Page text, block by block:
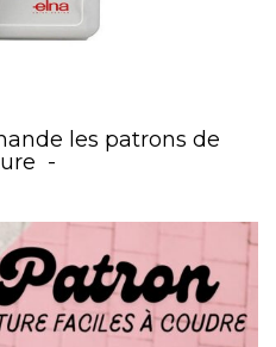
les patrons de